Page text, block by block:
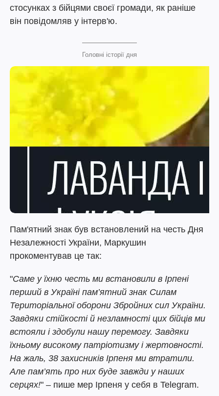
стосунках з бійцями своєї громади, як раніше
він повідомляв у інтерв'ю.
Головні історії дня
Пам'ятний знак був встановлений на честь Дня
Незалежності України, Маркушин
прокоментував це так:
"Саме у їхню честь ми встановили в Ірпені
перший в Україні пам’ятний знак Силам
Територіальної оборони Збройних сил України.
Завдяки стійкості й незламності цих бійців ми
встояли і здобули нашу перемогу. Завдяки
їхньому високому патріотизму і жертовності.
На жаль, 38 захисників Ірпеня ми втратили.
Але пам’ять про них буде завжди у наших
серцях!" – пише мер Ірпеня у себя в Telegram.